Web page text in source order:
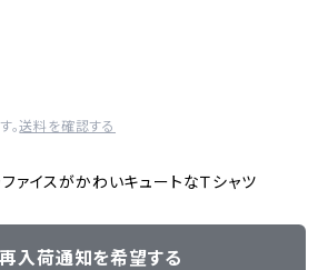
。送料を確認する
ァイスがかわいキュートなＴシャツ
再入荷通知を希望する